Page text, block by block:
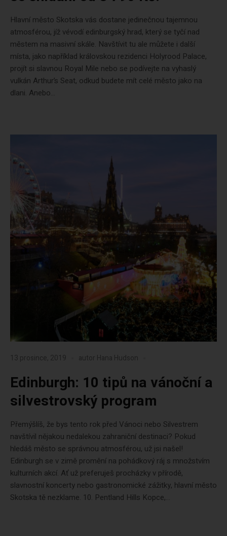
Hlavní město Skotska vás dostane jedinečnou tajemnou
atmosférou, jíž vévodí edinburgský hrad, který se tyčí nad
městem na masivní skále. Navštívit tu ale můžete i další
místa, jako například královskou rezidenci Holyrood Palace,
projít si slavnou Royal Mile nebo se podívejte na vyhaslý
vulkán Arthur’s Seat, odkud budete mít celé město jako na
dlani. Anebo...
13 prosince, 2019 autor Hana Hudson
Edinburgh: 10 tipů na vánoční a
silvestrovský program
Přemýšlíš, že bys tento rok před Vánoci nebo Silvestrem
navštívil nějakou nedalekou zahraniční destinaci? Pokud
hledáš město se správnou atmosférou, už jsi našel!
Edinburgh se v zimě promění na pohádkový ráj s množstvím
kulturních akcí. Ať už preferuješ procházky v přírodě,
slavnostní koncerty nebo gastronomické zážitky, hlavní město
Skotska tě nezklame. 10. Pentland Hills Kopce,...